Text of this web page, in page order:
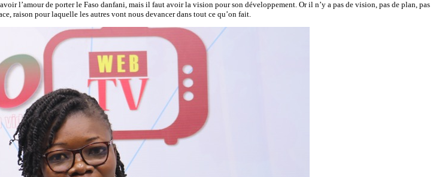
l’amour de porter le Faso danfani, mais il faut avoir la vision pour son développement. Or il n’y a pas de vision, pas de plan, pas
raison pour laquelle les autres vont nous devancer dans tout ce qu’on fait.